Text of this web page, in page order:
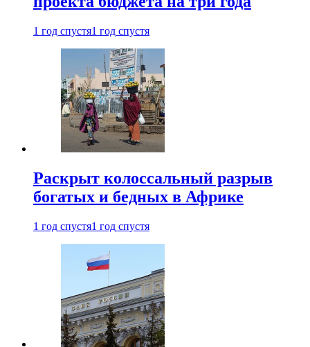
1 год спустя1 год спустя
Раскрыт колоссальный разрыв
богатых и бедных в Африке
1 год спустя1 год спустя